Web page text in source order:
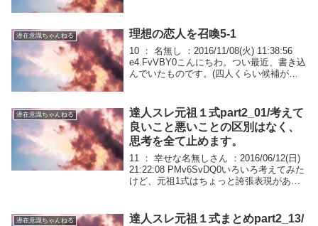
い返すと、す...
潜在意識ちゃんねる 理想の恋人を召喚5-1
10 ： 名無し ：2016/11/08(火) 11:38:56
e4.FvVBY0こんにちわ。つい最近、書き込
んでいたものです。(四人くらい候補がい
したその矢先引...
潜在意識ちゃんねる
達人スレ元祖１式part2_01/考えて
良いこと悪いことの区別はなく、
思考を全て止めます。
11 ： 幸せな名無しさん ：2016/06/12(日)
21:22:08 PMv6SvDQ0いろいろ考えてみた
けど、元祖1式はちょっと誇張表現がある
から、全部手放...
潜在意識ちゃんねる
達人スレ元祖１式まとめpart2_13/